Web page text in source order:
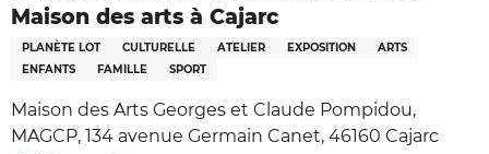
Maison des arts à Cajarc
PLANÈTE LOT CULTURELLE ATELIER EXPOSITION
ARTS
ENFANTS
FAMILLE SPORT
Maison des Arts Georges et Claude Pompidou,
MAGCP, 134 avenue Germain Canet, 46160 Cajarc